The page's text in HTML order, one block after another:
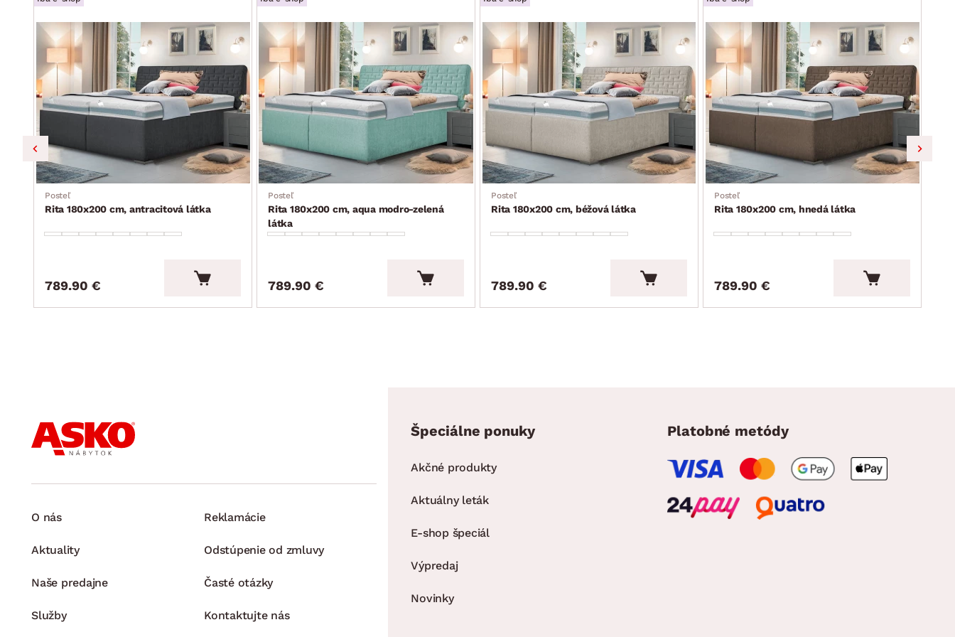
Posteľ
Rita 180x200 cm, antracitová látka
789.90 €
Posteľ
Rita 180x200 cm, aqua modro-zelená
látka
789.90 €
Posteľ
Rita 180x200 cm, béžová látka
789.90 €
Posteľ
Rita 180x200 cm, hnedá látka
789.90 €
O nás
Aktuality
Naše predajne
Služby
Reklamácie
Odstúpenie od zmluvy
Časté otázky
Kontaktujte nás
Špeciálne ponuky
Akčné produkty
Aktuálny leták
E-shop špeciál
Výpredaj
Novinky
Platobné metódy